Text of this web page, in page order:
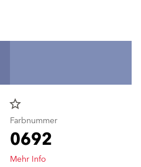
star_border
Farbnummer
0692
Mehr Info